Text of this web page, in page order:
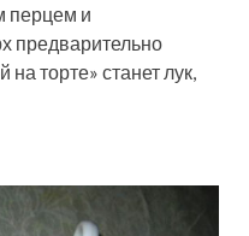
перцем и
предварительно
торте» станет лук,